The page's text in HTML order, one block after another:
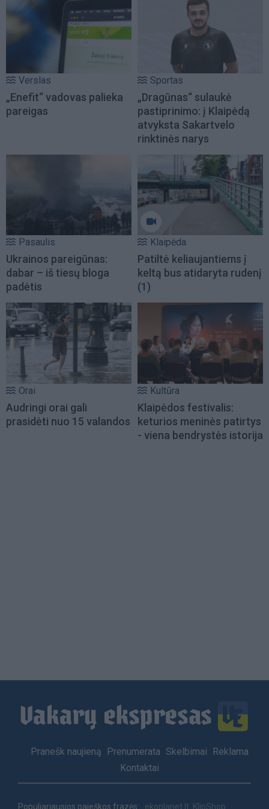
Verslas
„Enefit“ vadovas palieka
pareigas
Sportas
„Dragūnas“ sulaukė
pastiprinimo: į Klaipėdą
atvyksta Sakartvelo
rinktinės narys
Pasaulis
Ukrainos pareigūnas:
dabar – iš tiesų bloga
padėtis
Klaipėda
Patiltė keliaujantiems į
keltą bus atidaryta rudenį
(1)
Orai
Audringi orai gali
prasidėti nuo 15 valandos
Kultūra
Klaipėdos festivalis:
keturios meninės patirtys
- viena bendrystės istorija
Footer
Pranešk naujieną Prenumerata Skelbimai
Reklama
Kontaktai
Populiariausios paieškos frazės: ekoplanet.lt KlipShop